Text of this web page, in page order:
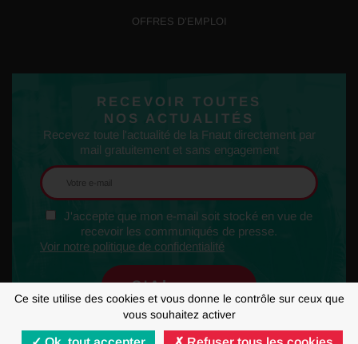
Ce site utilise des cookies et vous donne le contrôle sur ceux que
vous souhaitez activer
OFFRES D’EMPLOI
RECEVOIR TOUTES
NOS ACTUALITÉS
Recevez toute l'actualité de la Fnaut directement par
mail gratuitement et sans engagement
J'accepte que mon e-mail soit stocké en vue de
recevoir les communiqués de presse.
Voir notre politique de confidentialité